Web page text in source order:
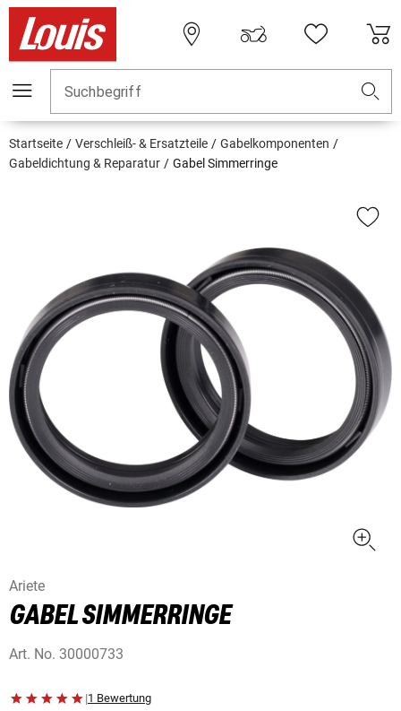
Suchbegriff
Startseite Verschleiß- & Ersatzteile
Gabelkomponenten
Gabeldichtung & Reparatur
Gabel Simmerringe
Ariete
GABEL SIMMERRINGE
Art. No. 30000733
|1 Bewertung